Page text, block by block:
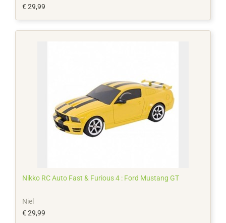
€ 29,99
Nikko RC Auto Fast & Furious 4 : Ford Mustang GT
Niel
€ 29,99